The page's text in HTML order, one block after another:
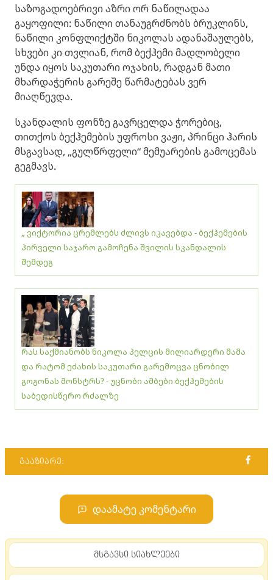
საზოგადოებრივი აზრი ორ ნაწილადაა
გაყოფილი: ნაწილი თანაუგრძნობს ბრუკლინს,
ნაწილი კონფლიქტში ნიკოლას ადანაშაულებს,
სხვები კი თვლიან, რომ ბექჰემი მადლობელი
უნდა იყოს საკუთარი ოჯახის, რადგან მათი
მხარდაჭერის გარეშე წარმატებას ვერ
მიაღწევდა.
სკანდალის ფონზე გავრცელდა ჭორებიც,
თითქოს ბექჰემების უფროსი ვაჟი, პრინცი ჰარის
მსგავსად, „გულწრფელი“ მემუარების გამოცემას
გეგმავს.
„ ვიქტორია ცრემლებს ძლივს იკავებდა - ბექჰემების
პირველი საჯარო გამოჩენა შვილის სკანდალის
შემდეგ
რას საქმიანობს ნიკოლა პელცის მილიარდერი მამა
და რატომ ეძახის საკუთარი გარემოცვა ცნობილ
გოგონას მონსტრს? - უცნობი ამბები ბექჰემების
საბედისწერო რძალზე
გააზიარე:
დაამატე კომენტარი
მსგავსი სიახლეები